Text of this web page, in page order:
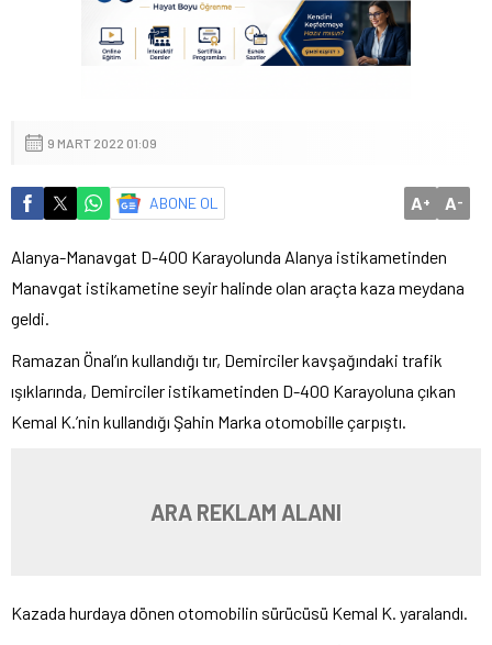
9 MART 2022 01:09
ABONE OL A+ A-
Alanya-Manavgat D-400 Karayolunda Alanya istikametinden
Manavgat istikametine seyir halinde olan araçta kaza meydana
geldi.
Ramazan Önal’ın kullandığı tır, Demirciler kavşağındaki trafik
ışıklarında, Demirciler istikametinden D-400 Karayoluna çıkan
Kemal K.’nin kullandığı Şahin Marka otomobille çarpıştı.
ARA REKLAM ALANI
Kazada hurdaya dönen otomobilin sürücüsü Kemal K. yaralandı.